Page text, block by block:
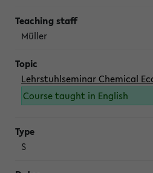
Müller
Lehrstuhlseminar Chemical
Course taught in English
S